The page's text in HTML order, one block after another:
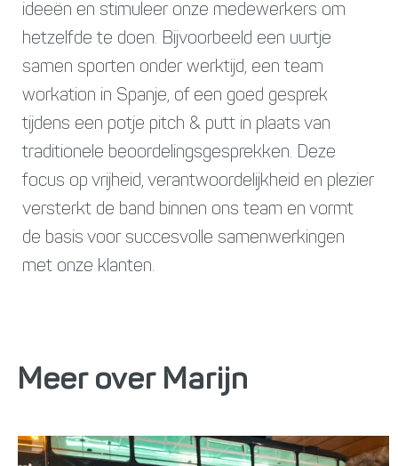
ideeën en stimuleer onze medewerkers om
hetzelfde te doen. Bijvoorbeeld een uurtje
samen sporten onder werktijd, een team
workation in Spanje, of een goed gesprek
tijdens een potje pitch & putt in plaats van
traditionele beoordelingsgesprekken. Deze
focus op vrijheid, verantwoordelijkheid en plezier
versterkt de band binnen ons team en vormt
de basis voor succesvolle samenwerkingen
met onze klanten.
Meer over Marijn